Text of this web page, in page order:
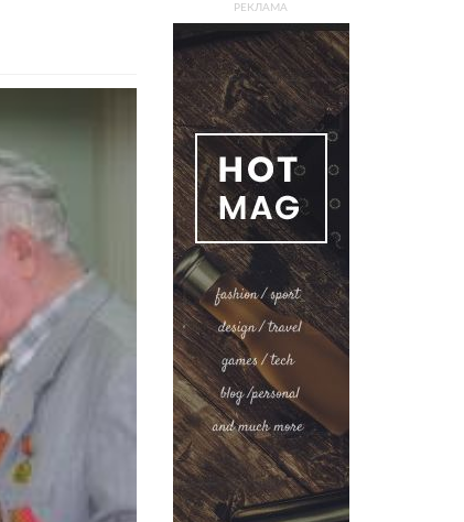
РЕКЛАМА